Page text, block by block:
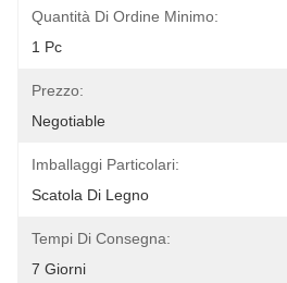
Quantità Di Ordine Minimo:
1 Pc
Prezzo:
Negotiable
Imballaggi Particolari:
Scatola Di Legno
Tempi Di Consegna:
7 Giorni